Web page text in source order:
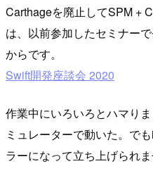
Carthageを廃止してSPM +
は、以前参加したセミナー
からです。
Swift開発座談会 2020
作業中にいろいろとハマり
ミュレーターで動いた。で
ラーになって立ち上げられま